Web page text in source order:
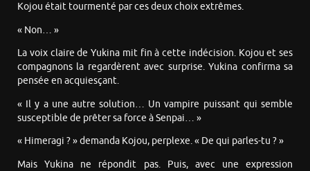
Kojou était tourmenté par ces deux choix extrêmes.
« Non… »
La voix claire de Yukina mit fin à cette indécision. Kojou et ses
compagnons la regardèrent avec surprise. Yukina confirma sa
pensée en acquiesçant.
« Il y a une autre solution… Un vampire puissant qui semble
susceptible de prêter sa force à Senpai… »
« Himeragi ? » demanda Kojou, perplexe. « De qui parles-tu ? »
Mais Yukina ne répondit pas. Puis, avec une expression